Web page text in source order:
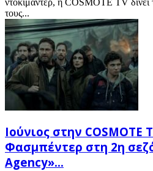
τους...
Ιούνιος στην COSMOTE
Φασμπέντερ στη 2η
Agency»...